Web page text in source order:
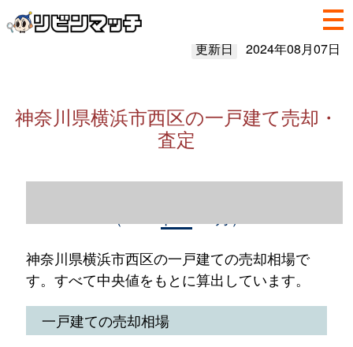
更新日 2024年08月07日
神奈川県横浜市西区の一戸建て売却・
査定
神奈川県横浜市西区の一戸建ての売却相場で
す。すべて中央値をもとに算出しています。
一戸建ての売却相場